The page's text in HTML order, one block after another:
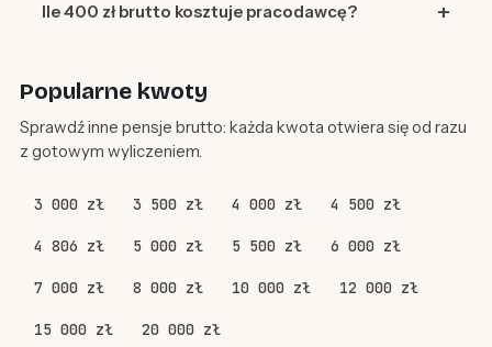
Ile 400 zł brutto kosztuje pracodawcę?
Popularne kwoty
Sprawdź inne pensje brutto: każda kwota otwiera się od razu
z gotowym wyliczeniem.
3 000 zł 3 500 zł 4 000 zł 4 500 zł
4 806 zł 5 000 zł 5 500 zł 6 000 zł
7 000 zł 8 000 zł 10 000 zł 12 000 zł
15 000 zł 20 000 zł